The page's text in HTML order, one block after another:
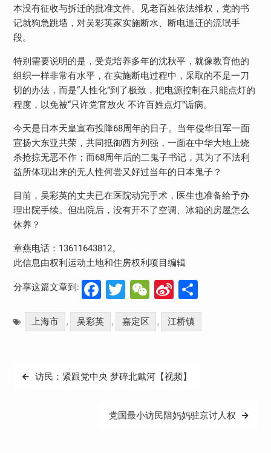
本没有征收与拆迁的批准文件。见老百姓依法维权，党的书
记就狗急跳墙，对吴彩英家实施断水、断电逼迁的流氓手
段。
特别需要说明的是，受党培养多年的沈秋平，就像教育他的
组织一样非常有水平，在实施断电过程中，采取的不是一刀
切的办法，而是“人性化”到了极致，把电源控制在只能点灯的
程度，以免被“只许党官放火 不许百姓点灯”诟病。
今天是日本天皇宣布投降68周年的日子。当年侵华日军一面
宣扬大东亚共荣，共同抵御西方列强，一面在中华大地上烧
杀抢掠无恶不作；而68周年后的二鬼子书记，其为了不法利
益所体现出来的无人性何尝又好过当年的日本鬼子？
目前，吴彩英的丈夫已在医院动完手术，医生也准备给予办
理出院手续。但出院后，没有开不了空调、冰箱的房屋怎么
休养？
章燕电话：13611643812。
此信息由权利运动土地和住房权利项目编辑
分享这篇文章到: Facebook
Twitter
WeChat
Sina
Weibo
分
享
上海市 , 吴彩英 , 嘉定区 , 江桥镇
文
访民：紧跟党中央 梦碎北戴河【视频】
党国最小访民陪妈妈驻京讨人权